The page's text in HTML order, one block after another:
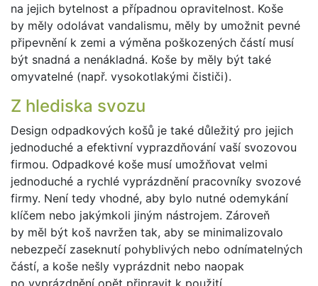
na jejich bytelnost a případnou opravitelnost. Koše
by měly odolávat vandalismu, měly by umožnit pevné
připevnění k zemi a výměna poškozených částí musí
být snadná a nenákladná. Koše by měly být také
omyvatelné (např. vysokotlakými čističi).
Z hlediska svozu
Design odpadkových košů je také důležitý pro jejich
jednoduché a efektivní vyprazdňování vaší svozovou
firmou. Odpadkové koše musí umožňovat velmi
jednoduché a rychlé vyprázdnění pracovníky svozové
firmy. Není tedy vhodné, aby bylo nutné odemykání
klíčem nebo jakýmkoli jiným nástrojem. Zároveň
by měl být koš navržen tak, aby se minimalizovalo
nebezpečí zaseknutí pohyblivých nebo odnímatelných
částí, a koše nešly vyprázdnit nebo naopak
po vyprázdnění opět připravit k použití.